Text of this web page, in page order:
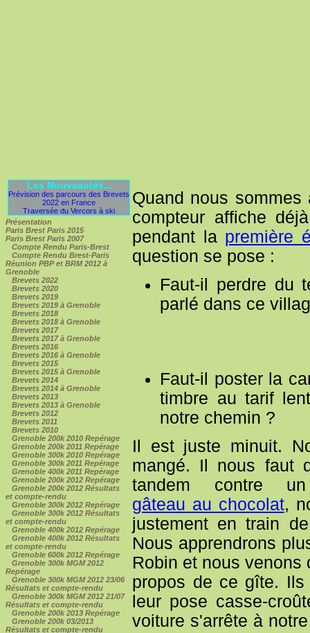
Les Nouveautés...
Prévision des parcours des Brevets
2022 en France
Traversée du Vercors à ski
Présentation
Paris Brest Paris 2015
Paris Brest Paris 2007
Compte Rendu Paris-Brest
Compte Rendu Brest-Paris
Réunion PBP et BRM 2012 à
Grenoble
Brevets 2022
Brevets 2020
Brevets 2019
Brevets 2019 à Grenoble
Brevets 2018
Brevets 2018 à Grenoble
Brevets 2017
Brevets 2017 à Grenoble
Brevets 2016
Brevets 2016 à Grenoble
Brevets 2015
Brevets 2015 à Grenoble
Brevets 2014
Brevets 2014 à Grenoble
Brevets 2013
Brevets 2013 à Grenoble
Brevets 2012
Brevets 2011
Brevets 2010
Grenoble 200k 2010 Repérage
Grenoble 200k 2011 Repérage
Grenoble 300k 2010 Repérage
Grenoble 300k 2011 Repérage
Grenoble 400k 2011 Repérage
Grenoble 200k 2012 Repérage
Grenoble 200k 2012 Résultats
et compte-rendu
Grenoble 300k 2012 Repérage
Grenoble 300k 2012 Résultats
et compte-rendu
Grenoble 400k 2012 Repérage
Grenoble 400k 2012 Résultats
et compte-rendu
Grenoble 600k 2012 Repérage
Grenoble 300k MGM 2012
Repérage
Grenoble 300k MGM 2012 23/06
Résultats et compte-rendu
Grenoble 300k MGM 2012 21/07
Résultats et compte-rendu
Grenoble 200k 2013 Repérage
Grenoble 200k 03/2013
Résultats et compte-rendu
Quand nous
compteur affiche
pendant la première
question se pose :
Faut-il perdre du
parlé dans ce
Faut-il poster la
timbre au tarif
notre chemin ?
Il est juste minuit.
mangé. Il nous faut
tandem contre
gâteau au chocolat,
justement en train
Nous apprendrons
Robin et nous
propos de ce gîte.
leur pose casse-
voiture s'arrête à